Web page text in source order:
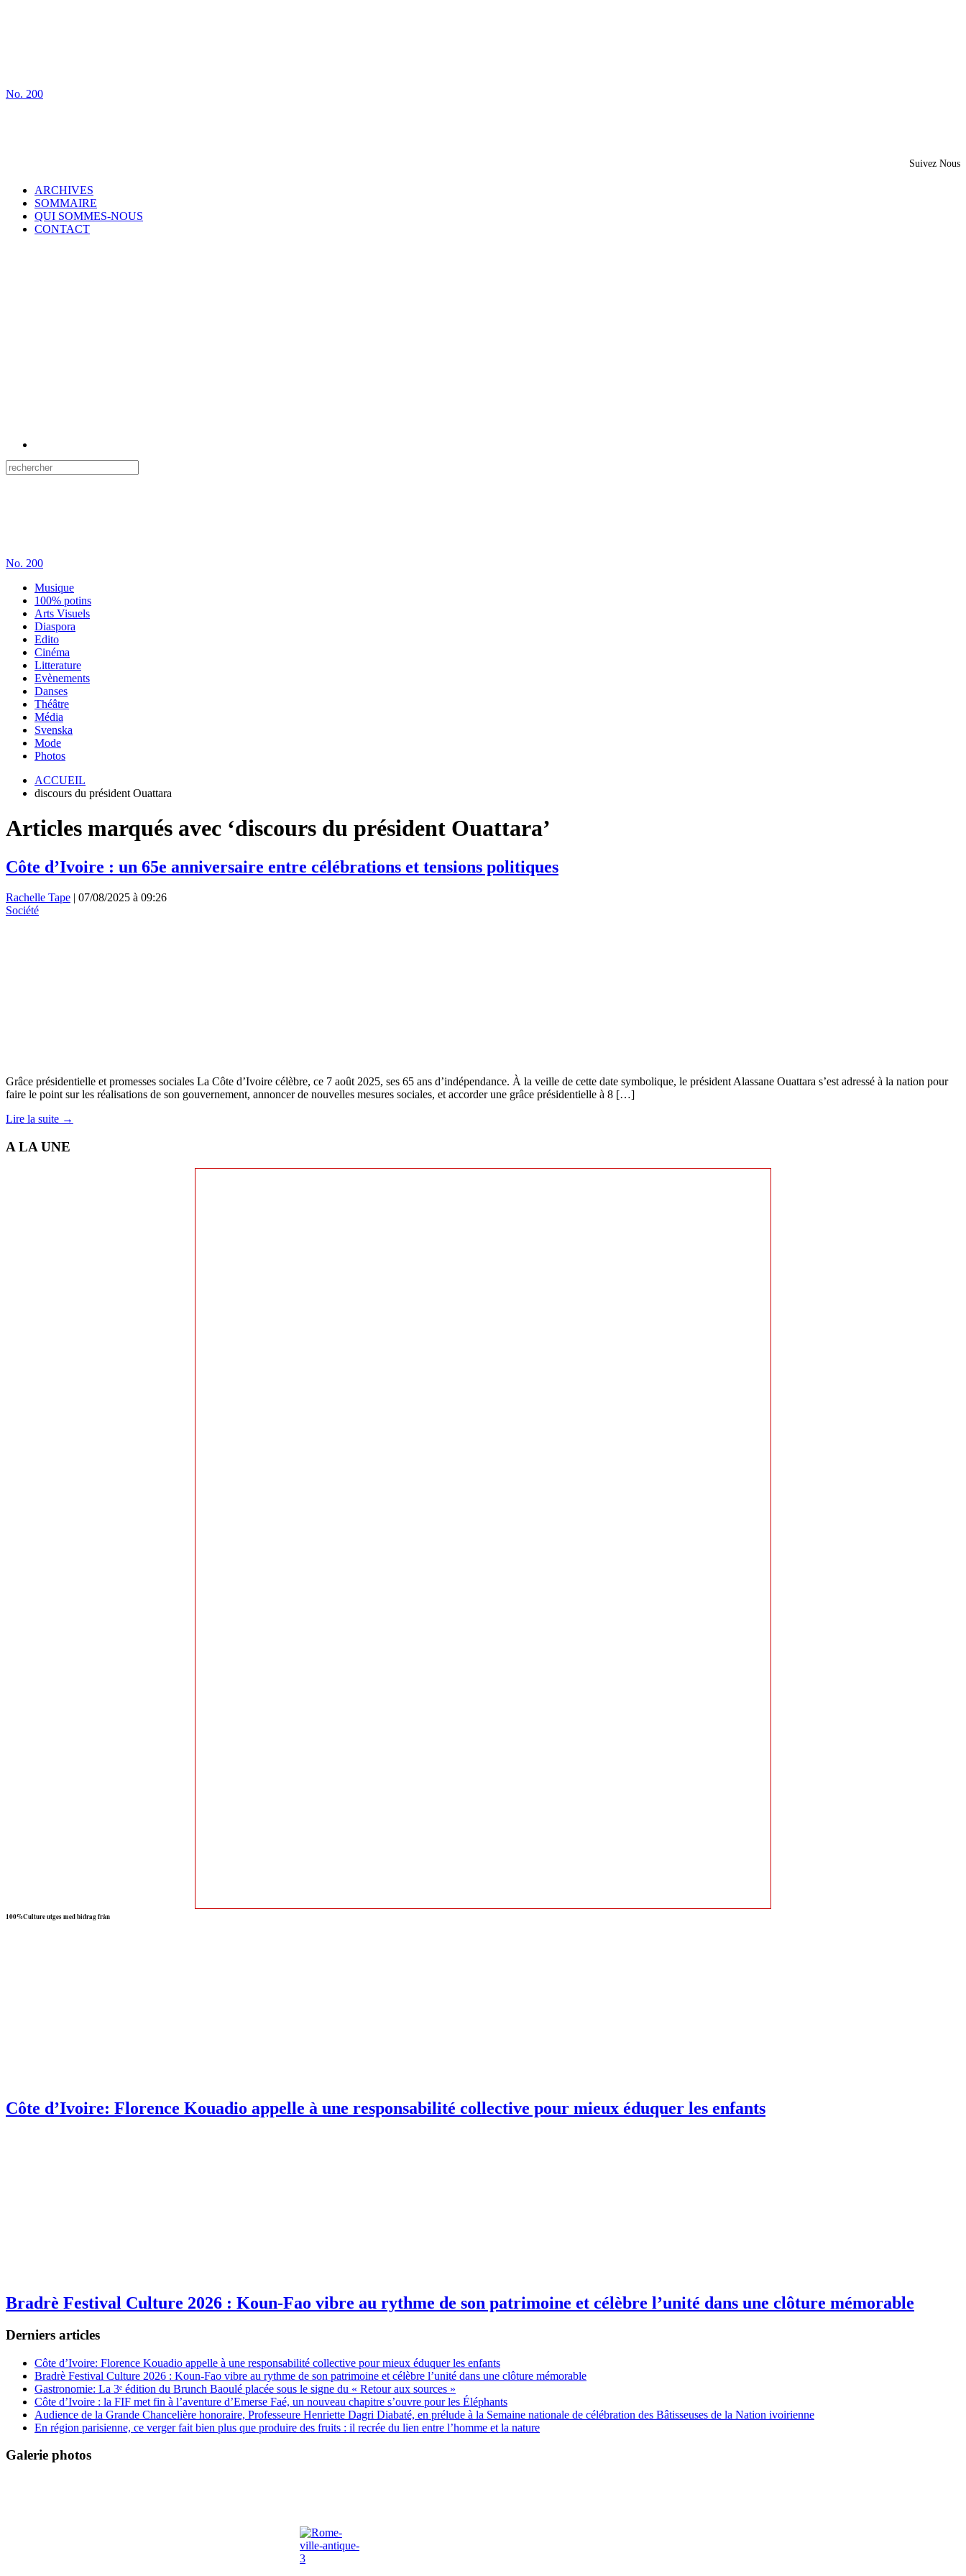
No. 200
Suivez Nous
ARCHIVES
SOMMAIRE
QUI SOMMES-NOUS
CONTACT
No. 200
Musique
100% potins
Arts Visuels
Diaspora
Edito
Cinéma
Litterature
Evènements
Danses
Théâtre
Média
Svenska
Mode
Photos
ACCUEIL
discours du président Ouattara
Articles marqués avec ‘discours du président Ouattara’
Côte d’Ivoire : un 65e anniversaire entre célébrations et tensions politiques
Rachelle Tape | 07/08/2025 à 09:26
Société
Grâce présidentielle et promesses sociales La Côte d’Ivoire célèbre, ce 7 août 2025, ses 65 ans d’indépendance. À la veille de cette date symbolique, le président Alassane Ouattara s’est adressé à la nation pour
faire le point sur les réalisations de son gouvernement, annoncer de nouvelles mesures sociales, et accorder une grâce présidentielle à 8 […]
Lire la suite →
A LA UNE
100%Culture utges med bidrag från
Côte d’Ivoire: Florence Kouadio appelle à une responsabilité collective pour mieux éduquer les enfants
Bradrè Festival Culture 2026 : Koun-Fao vibre au rythme de son patrimoine et célèbre l’unité dans une clôture mémorable
Derniers articles
Côte d’Ivoire: Florence Kouadio appelle à une responsabilité collective pour mieux éduquer les enfants
Bradrè Festival Culture 2026 : Koun-Fao vibre au rythme de son patrimoine et célèbre l’unité dans une clôture mémorable
Gastronomie: La 3ᵉ édition du Brunch Baoulé placée sous le signe du « Retour aux sources »
Côte d’Ivoire : la FIF met fin à l’aventure d’Emerse Faé, un nouveau chapitre s’ouvre pour les Éléphants
Audience de la Grande Chancelière honoraire, Professeure Henriette Dagri Diabaté, en prélude à la Semaine nationale de célébration des Bâtisseuses de la Nation ivoirienne
En région parisienne, ce verger fait bien plus que produire des fruits : il recrée du lien entre l’homme et la nature
Galerie photos